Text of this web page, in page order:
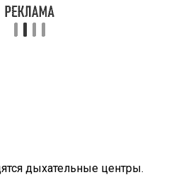
дыхательные центры.